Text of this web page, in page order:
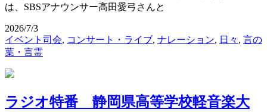
は、SBSアナウンサー高田愛弓さんと
2026/7/3
イベント司会, コンサート・ライブ, ナレーション, 日々 , 言の
葉・言霊
ラジオ特番 静岡県高等学校軽音楽大